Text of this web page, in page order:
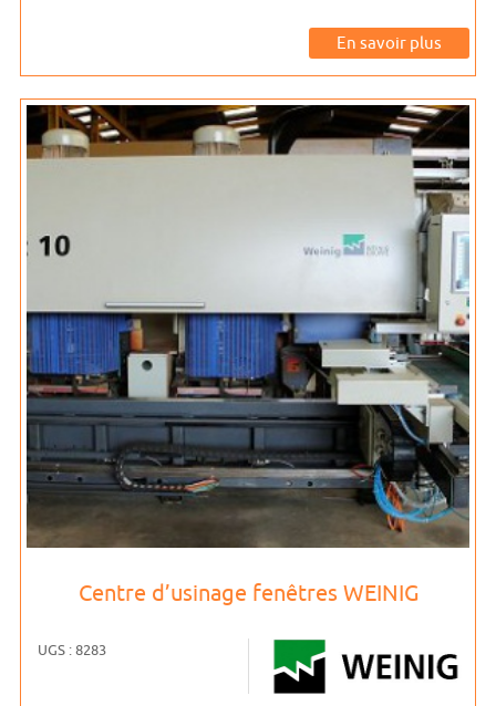
En savoir plus
Centre d’usinage fenêtres WEINIG
UGS : 8283